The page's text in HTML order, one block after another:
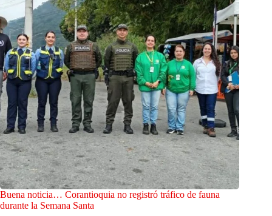
Buena noticia… Corantioquia no registró tráfico de fauna
durante la Semana Santa